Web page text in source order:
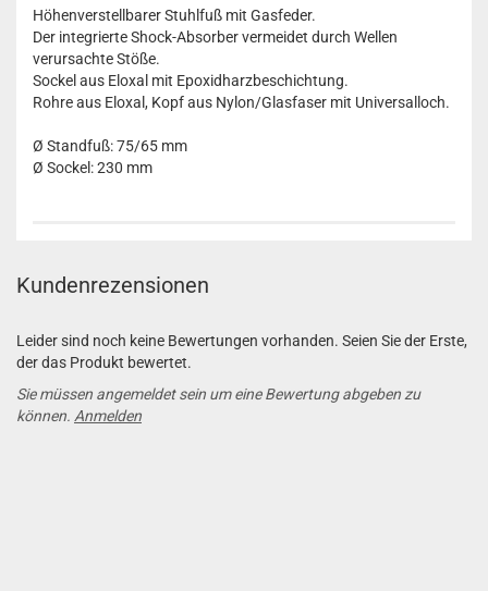
Höhenverstellbarer Stuhlfuß mit Gasfeder.
Der integrierte Shock-Absorber vermeidet durch Wellen
verursachte Stöße.
Sockel aus Eloxal mit Epoxidharzbeschichtung.
Rohre aus Eloxal, Kopf aus Nylon/Glasfaser mit Universalloch.
Ø Standfuß: 75/65 mm
Ø Sockel: 230 mm
Kundenrezensionen
Leider sind noch keine Bewertungen vorhanden. Seien Sie der Erste,
der das Produkt bewertet.
Sie müssen angemeldet sein um eine Bewertung abgeben zu
können. Anmelden